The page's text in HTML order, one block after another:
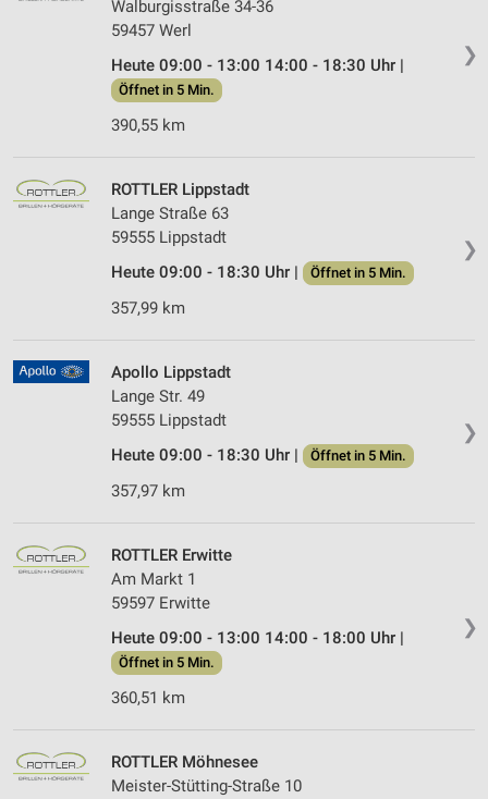
❯
Walburgisstraße 34-36
59457 Werl
Heute 09:00 - 13:00 14:00 - 18:30 Uhr |
Öffnet in 5 Min.
390,55 km
❯
ROTTLER Lippstadt
Lange Straße 63
59555 Lippstadt
Heute 09:00 - 18:30 Uhr |
Öffnet in 5 Min.
357,99 km
❯
Apollo Lippstadt
Lange Str. 49
59555 Lippstadt
Heute 09:00 - 18:30 Uhr |
Öffnet in 5 Min.
357,97 km
❯
ROTTLER Erwitte
Am Markt 1
59597 Erwitte
Heute 09:00 - 13:00 14:00 - 18:00 Uhr |
Öffnet in 5 Min.
360,51 km
ROTTLER Möhnesee
Meister-Stütting-Straße 10